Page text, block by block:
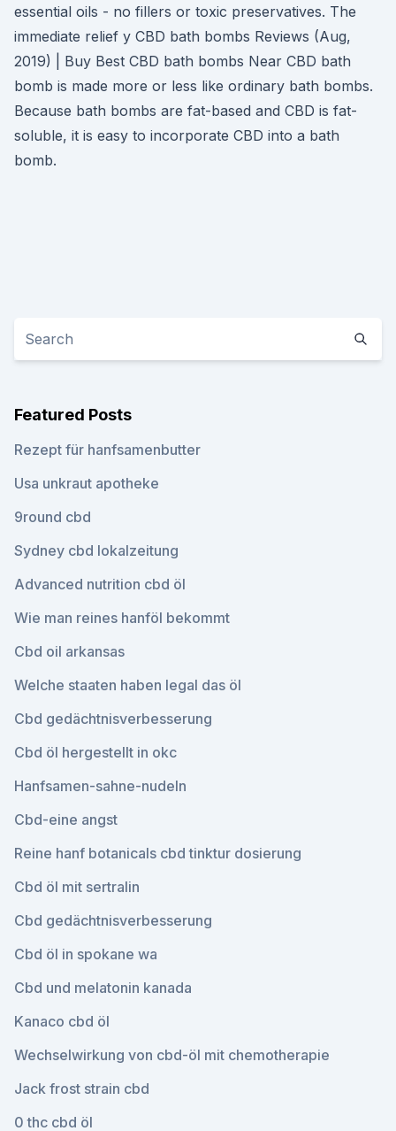
essential oils - no fillers or toxic preservatives. The
immediate relief y CBD bath bombs Reviews (Aug,
2019) | Buy Best CBD bath bombs Near CBD bath
bomb is made more or less like ordinary bath bombs.
Because bath bombs are fat-based and CBD is fat-
soluble, it is easy to incorporate CBD into a bath
bomb.
Featured Posts
Rezept für hanfsamenbutter
Usa unkraut apotheke
9round cbd
Sydney cbd lokalzeitung
Advanced nutrition cbd öl
Wie man reines hanföl bekommt
Cbd oil arkansas
Welche staaten haben legal das öl
Cbd gedächtnisverbesserung
Cbd öl hergestellt in okc
Hanfsamen-sahne-nudeln
Cbd-eine angst
Reine hanf botanicals cbd tinktur dosierung
Cbd öl mit sertralin
Cbd gedächtnisverbesserung
Cbd öl in spokane wa
Cbd und melatonin kanada
Kanaco cbd öl
Wechselwirkung von cbd-öl mit chemotherapie
Jack frost strain cbd
0 thc cbd öl